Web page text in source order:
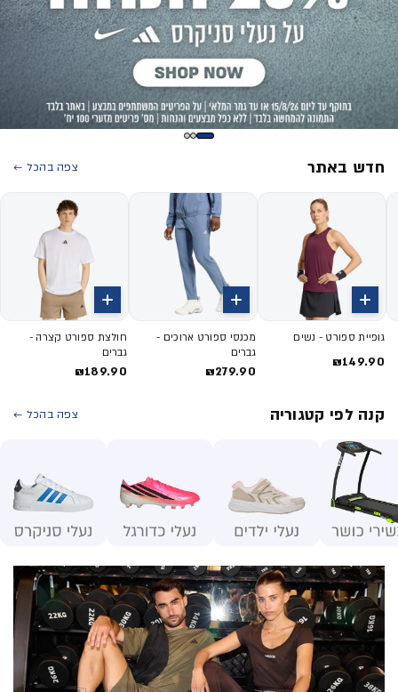
חדש באתר צפה בהכל ←
גופיית ספורט - נשים
₪149.90
מכנסי ספורט ארוכים -
גברים
₪279.90
חולצת ספורט קצרה -
גברים
₪189.90
קנה לפי קטגוריה צפה בהכל ←